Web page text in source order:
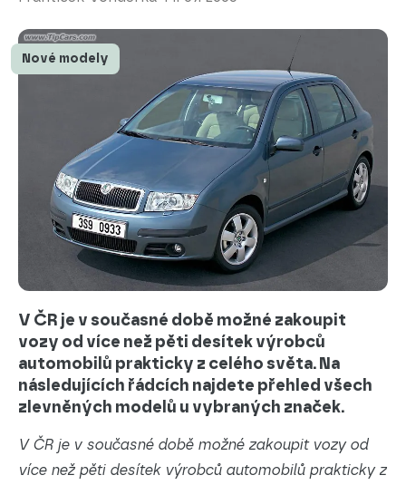
Nové modely
V ČR je v současné době možné zakoupit
vozy od více než pěti desítek výrobců
automobilů prakticky z celého světa. Na
následujících řádcích najdete přehled všech
zlevněných modelů u vybraných značek.
V ČR je v současné době možné zakoupit vozy od
více než pěti desítek výrobců automobilů prakticky z